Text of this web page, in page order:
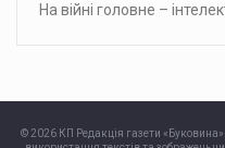
На війні головне –
© 2026 КП Редакція газети